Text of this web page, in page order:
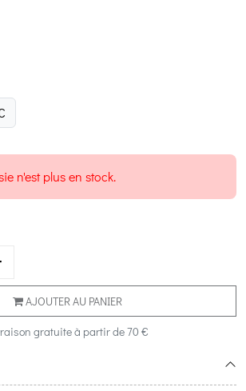
n'est plus en stock.
AJOUTER AU PANIER
gratuite à partir de 70 €